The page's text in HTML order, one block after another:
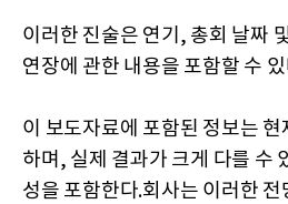
이러한 진술은 연기, 총회 날짜
연장에 관한 내용을 포함할 수
이 보도자료에 포함된 정보는
하며, 실제 결과가 크게 다를 수
성을 포함한다.회사는 이러한